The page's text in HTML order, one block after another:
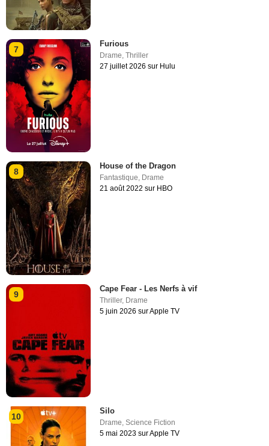
7
Furious
Drame,Thriller
27 juillet 2026 sur Hulu
8
House of the Dragon
Fantastique, Drame
21 août 2022 sur HBO
9
Cape Fear - Les Nerfs à vif
Thriller, Drame
5 juin 2026 sur Apple TV
10
Silo
Drame,Science Fiction
5 mai 2023 sur Apple TV